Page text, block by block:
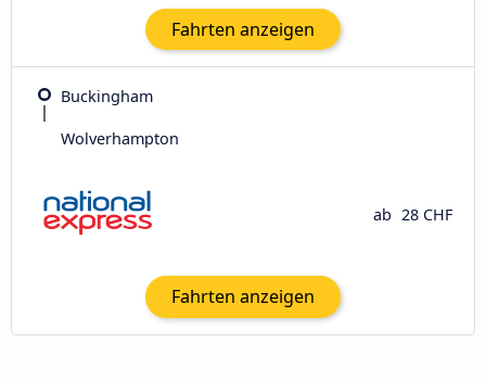
Fahrten anzeigen
Buckingham
Wolverhampton
ab 28 CHF
Fahrten anzeigen